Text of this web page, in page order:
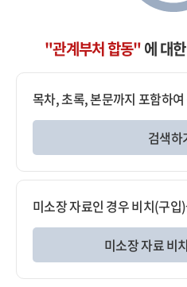
"관계부처 합동"에 대
목차, 초록, 본문까지 포함하
검색
미소장 자료인 경우 비치(구
미소장 자료 비